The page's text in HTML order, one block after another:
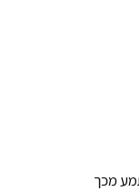
מכך